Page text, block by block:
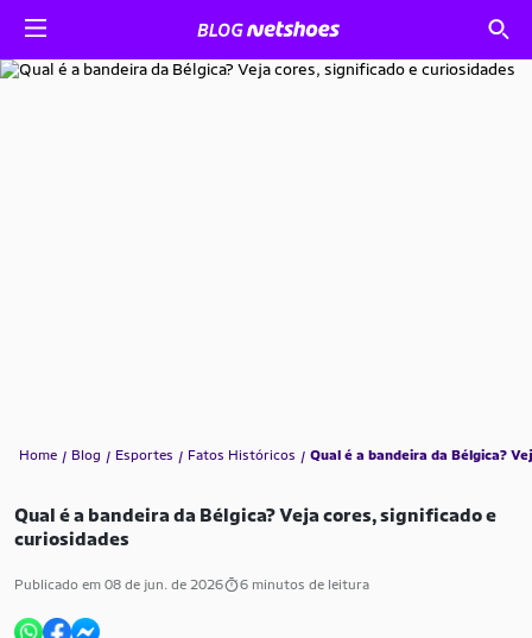
Qual é a bandeira da Bélgica? Veja cores, significado e
curiosidades
Publicado em 08 de jun. de 2026 6 minutos de leitura
Home Blog Esportes Fatos Históricos Qual é a bandeira da Bélgica?